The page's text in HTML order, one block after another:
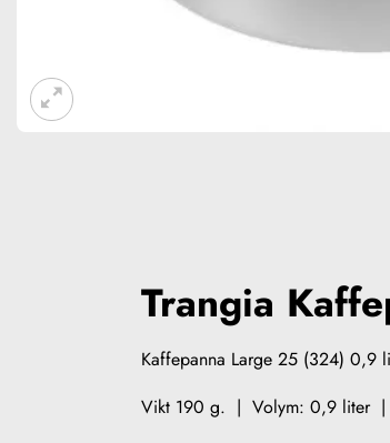
Trangia
Kaffepanna Large 25 (324) 0,9
Vikt 190 g. | Volym: 0,9 liter |